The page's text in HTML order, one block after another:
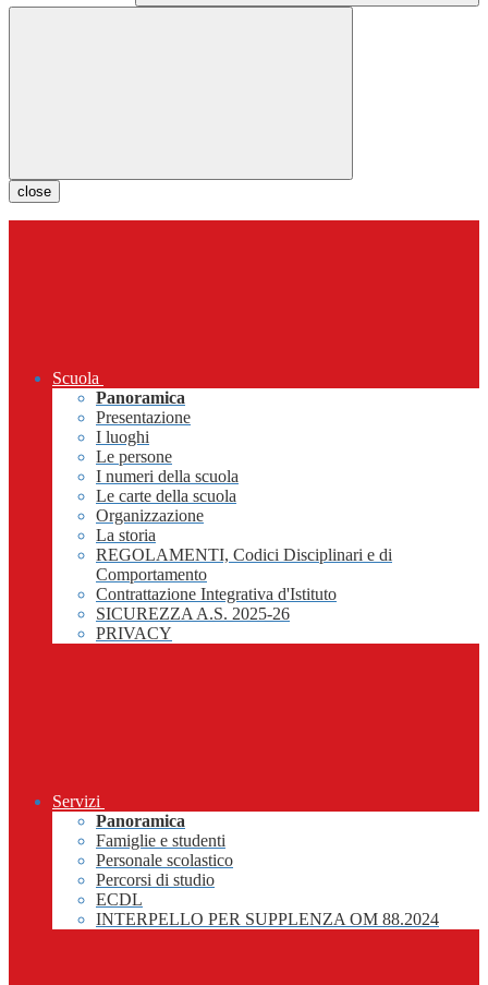
close
Scuola
Panoramica
Presentazione
I luoghi
Le persone
I numeri della scuola
Le carte della scuola
Organizzazione
La storia
REGOLAMENTI, Codici Disciplinari e di
Comportamento
Contrattazione Integrativa d'Istituto
SICUREZZA A.S. 2025-26
PRIVACY
Servizi
Panoramica
Famiglie e studenti
Personale scolastico
Percorsi di studio
ECDL
INTERPELLO PER SUPPLENZA OM 88.2024